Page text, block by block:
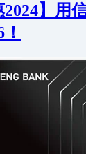
2024】用